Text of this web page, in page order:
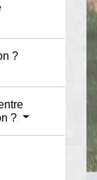
?
?